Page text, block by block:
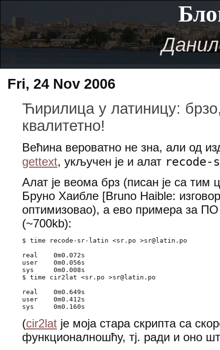
Fri, 24 Nov 2006
Ћирилица у латиницу:
квалитетно!
Већина вероватно не зна, али од
gettext, укључен је и алат
Алат је веома брз (писан је са тим
Бруно Хаибле [Bruno Haible:
оптимизовао), а ево примера за ПО
(~700kb):
$ time recode-sr-latin <sr.po >sr@latin.po
real    0m0.072s
user    0m0.056s
sys     0m0.008s
$ time cir2lat <sr.po >sr@latin.po
real    0m0.649s
user    0m0.412s
(cir2lat је моја стара скрипта са
функционалношћу, тј. ради и оно